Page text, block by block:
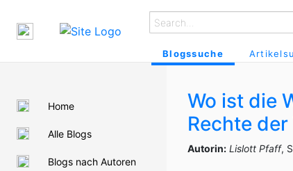
Blogssuche
Home
Alle Blogs
Blogs nach Autoren
Wo ist die
Rechte der
Autorin: Lislott Pfaff,